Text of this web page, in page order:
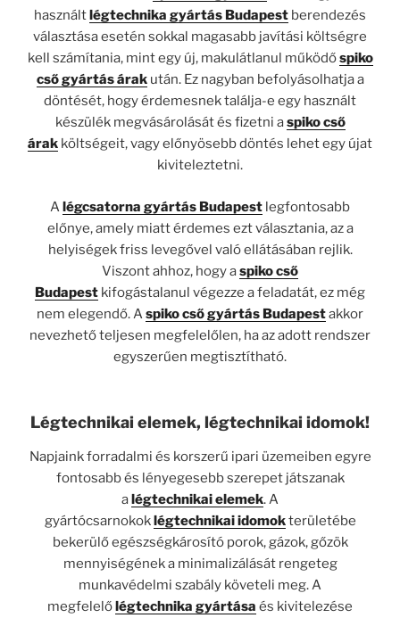
használtlégtechnika gyártás Budapest berendezés
választása esetén sokkal magasabb javítási költségre
kell számítania, mint egy új, makulátlanul működőspiko
cső gyártás árakután. Ez nagyban befolyásolhatja a
döntését, hogy érdemesnek találja-e egy használt
készülék megvásárolását és fizetni aspiko cső
árak költségeit, vagy előnyösebb döntés lehet egy újat
kiviteleztetni.
Alégcsatorna gyártás Budapest legfontosabb
előnye, amely miatt érdemes ezt választania, az a
helyiségek friss levegővel való ellátásában rejlik.
Viszont ahhoz, hogy aspiko cső
Budapest kifogástalanul végezze a feladatát, ez még
nem elegendő. Aspiko cső gyártás Budapestakkor
nevezhető teljesen megfelelőlen, ha az adott rendszer
egyszerűen megtisztítható.
Légtechnikai elemek, légtechnikai idomok!
Napjaink forradalmi és korszerű ipari üzemeiben egyre
fontosabb és lényegesebb szerepet játszanak
alégtechnikai elemek. A
gyártócsarnokoklégtechnikai idomokterületébe
bekerülő egészségkárosító porok, gázok, gőzök
mennyiségének a minimalizálását rengeteg
munkavédelmi szabály követeli meg. A
megfelelőlégtechnika gyártása és kivitelezése